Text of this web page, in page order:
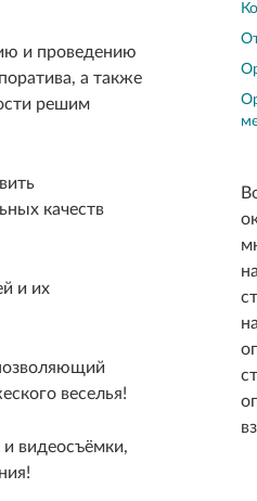
и проведению
а также
решим
качеств
и их
веселья!
видеосъёмки,